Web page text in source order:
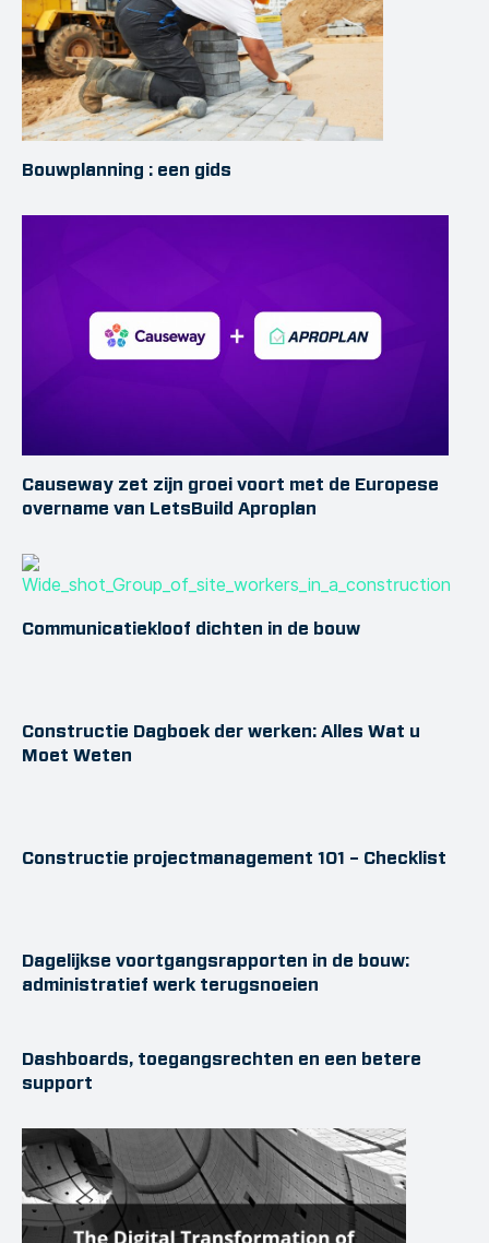
Bouwplanning : een gids
Causeway zet zijn groei voort met de Europese
overname van LetsBuild Aproplan
Communicatiekloof dichten in de bouw
Constructie Dagboek der werken: Alles Wat u
Moet Weten
Constructie projectmanagement 101 – Checklist
Dagelijkse voortgangsrapporten in de bouw:
administratief werk terugsnoeien
Dashboards, toegangsrechten en een betere
support